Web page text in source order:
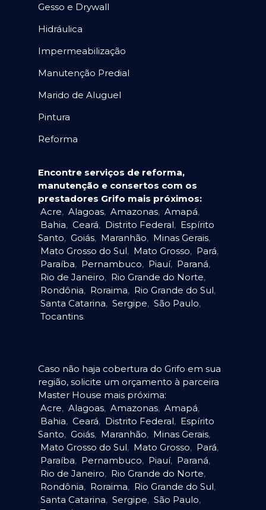
Gesso e Drywall
Hidráulica
Impermeabilização
Manutenção Predial
Marido de Aluguel
Pintura
Reforma
Encontre serviços de reforma,
manutenção e consertos com os
prestadores Grifo mais próximos:
Acre, Alagoas, Amazonas, Amapá,
Bahia, Ceará, Distrito Federal, Espírito
Santo, Goiás, Maranhão, Minas Gerais,
Mato Grosso do Sul, Mato Grosso, Pará,
Paraíba, Pernambuco, Piauí, Paraná,
Rio de Janeiro, Rio Grande do Norte,
Rondônia, Roraima, Rio Grande do Sul,
Santa Catarina, Sergipe, São Paulo,
Tocantins.
Caso não haja cobertura do Grifo em sua
região, solicite um orçamento à parceira
Master House mais próxima:
Acre, Alagoas, Amazonas, Amapá,
Bahia, Ceará, Distrito Federal, Espírito
Santo, Goiás, Maranhão, Minas Gerais,
Mato Grosso do Sul, Mato Grosso, Pará,
Paraíba, Pernambuco, Piauí, Paraná,
Rio de Janeiro, Rio Grande do Norte,
Rondônia, Roraima, Rio Grande do Sul,
Santa Catarina, Sergipe, São Paulo,